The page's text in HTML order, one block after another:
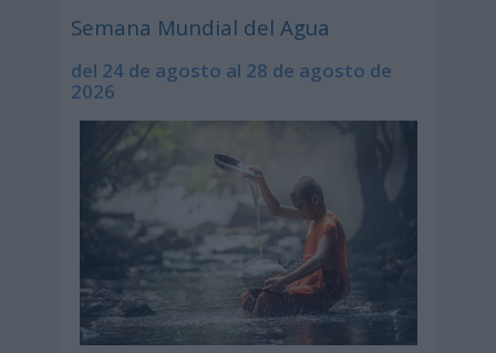
Semana Mundial del Agua
del 24 de agosto al 28 de agosto de
2026